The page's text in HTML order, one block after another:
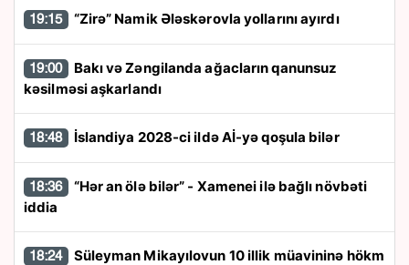
19:15 “Zirə” Namik Ələskərovla yollarını ayırdı
19:00
kəsilməsi aşkarlandı
18:48 İslandiya 2028-ci ildə Aİ-yə qoşula bilər
18:36
iddia
18:24